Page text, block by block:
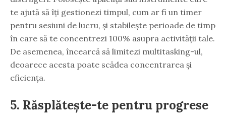
te ajută să îți gestionezi timpul, cum ar fi un timer
pentru sesiuni de lucru, și stabilește perioade de timp
în care să te concentrezi 100% asupra activității tale.
De asemenea, încearcă să limitezi multitasking-ul,
deoarece acesta poate scădea concentrarea și
eficiența.
5. Răsplătește-te pentru progrese